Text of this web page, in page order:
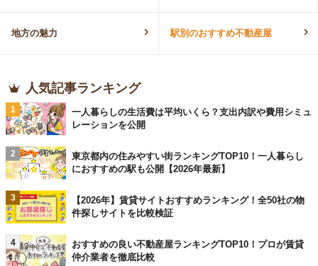
地方の魅力 駅別のおすすめ不動産屋
人気記事ランキング
1
一人暮らしの生活費は平均いくら？支出内訳や費用シミュ
レーションを公開
2
東京都内の住みやすい街ランキングTOP10！一人暮らし
におすすめの駅も公開【2026年最新】
3
【2026年】賃貸サイトおすすめランキング！全50社の物
件探しサイトを比較検証
4
おすすめの良い不動産屋ランキングTOP10！プロが賃貸
仲介業者を徹底比較